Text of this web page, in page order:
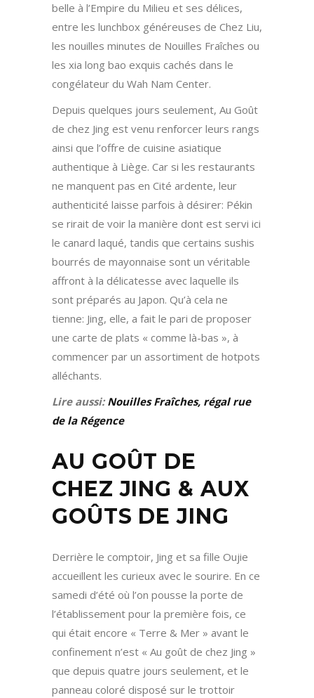
belle à l’Empire du Milieu et ses délices,
entre les lunchbox généreuses de Chez Liu,
les nouilles minutes de Nouilles Fraîches ou
les xia long bao exquis cachés dans le
congélateur du Wah Nam Center.
Depuis quelques jours seulement, Au Goût
de chez Jing est venu renforcer leurs rangs
ainsi que l’offre de cuisine asiatique
authentique à Liège. Car si les restaurants
ne manquent pas en Cité ardente, leur
authenticité laisse parfois à désirer: Pékin
se rirait de voir la manière dont est servi ici
le canard laqué, tandis que certains sushis
bourrés de mayonnaise sont un véritable
affront à la délicatesse avec laquelle ils
sont préparés au Japon. Qu’à cela ne
tienne: Jing, elle, a fait le pari de proposer
une carte de plats « comme là-bas », à
commencer par un assortiment de hotpots
alléchants.
Lire aussi:Nouilles Fraîches, régal rue
de la Régence
AU GOÛT DE
CHEZ JING & AUX
GOÛTS DE JING
Derrière le comptoir, Jing et sa fille Oujie
accueillent les curieux avec le sourire. En ce
samedi d’été où l’on pousse la porte de
l’établissement pour la première fois, ce
qui était encore « Terre & Mer » avant le
confinement n’est « Au goût de chez Jing »
que depuis quatre jours seulement, et le
panneau coloré disposé sur le trottoir